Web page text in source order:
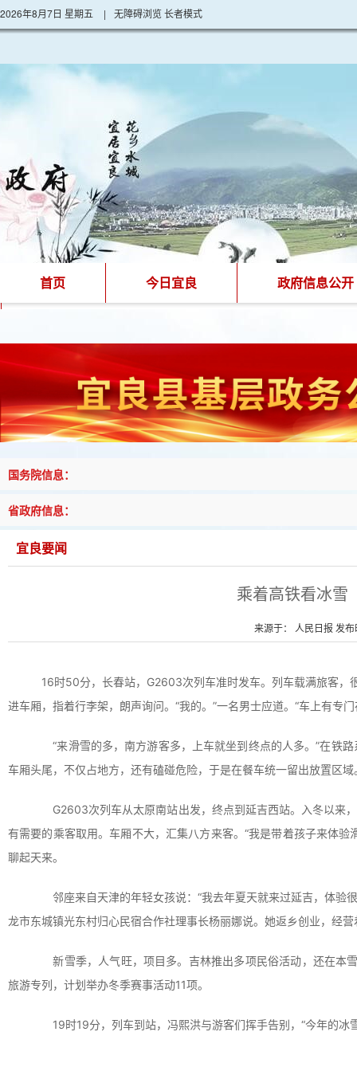
2026年8月7日 星期五 | 无障碍浏览长者模式
首页 今日宜良 政府信息公开
国务院信息：
省政府信息：
宜良要闻
乘着高铁看冰雪
来源于： 人民日报 发
16时50分，长春站，G2603次列车准时发车。列车载满旅客，
进车厢，指着行李架，朗声询问。“我的。”一名男士应道。“车上有专
“来滑雪的多，南方游客多，上车就坐到终点的人多。”在铁路
车厢头尾，不仅占地方，还有磕碰危险，于是在餐车统一留出放置区域
G2603次列车从太原南站出发，终点到延吉西站。入冬以来，
有需要的乘客取用。车厢不大，汇集八方来客。“我是带着孩子来体
聊起天来。
邻座来自天津的年轻女孩说：“我去年夏天就来过延吉，体验很
龙市东城镇光东村归心民宿合作社理事长杨丽娜说。她返乡创业，经
新雪季，人气旺，项目多。吉林推出多项民俗活动，还在本
旅游专列，计划举办冬季赛事活动11项。
19时19分，列车到站，冯熙洪与游客们挥手告别，“今年的冰